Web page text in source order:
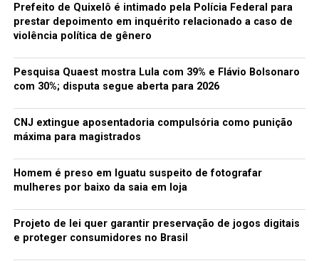
Prefeito de Quixelô é intimado pela Polícia Federal para
prestar depoimento em inquérito relacionado a caso de
violência política de gênero
Pesquisa Quaest mostra Lula com 39% e Flávio Bolsonaro
com 30%; disputa segue aberta para 2026
CNJ extingue aposentadoria compulsória como punição
máxima para magistrados
Homem é preso em Iguatu suspeito de fotografar
mulheres por baixo da saia em loja
Projeto de lei quer garantir preservação de jogos digitais
e proteger consumidores no Brasil